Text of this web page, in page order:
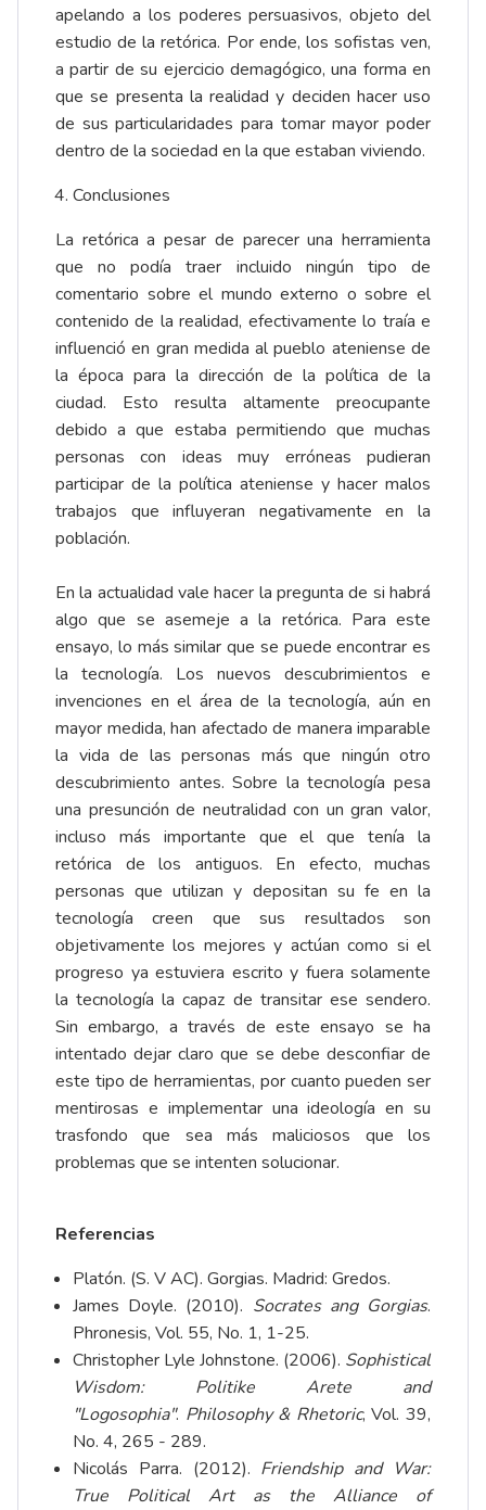
apelando a los poderes persuasivos, objeto del
estudio de la retórica. Por ende, los sofistas ven,
a partir de su ejercicio demagógico, una forma en
que se presenta la realidad y deciden hacer uso
de sus particularidades para tomar mayor poder
dentro de la sociedad en la que estaban viviendo.
Conclusiones
La retórica a pesar de parecer una herramienta
que no podía traer incluido ningún tipo de
comentario sobre el mundo externo o sobre el
contenido de la realidad, efectivamente lo traía e
influenció en gran medida al pueblo ateniense de
la época para la dirección de la política de la
ciudad. Esto resulta altamente preocupante
debido a que estaba permitiendo que muchas
personas con ideas muy erróneas pudieran
participar de la política ateniense y hacer malos
trabajos que influyeran negativamente en la
población.
En la actualidad vale hacer la pregunta de si habrá
algo que se asemeje a la retórica. Para este
ensayo, lo más similar que se puede encontrar es
la tecnología. Los nuevos descubrimientos e
invenciones en el área de la tecnología, aún en
mayor medida, han afectado de manera imparable
la vida de las personas más que ningún otro
descubrimiento antes. Sobre la tecnología pesa
una presunción de neutralidad con un gran valor,
incluso más importante que el que tenía la
retórica de los antiguos. En efecto, muchas
personas que utilizan y depositan su fe en la
tecnología creen que sus resultados son
objetivamente los mejores y actúan como si el
progreso ya estuviera escrito y fuera solamente
la tecnología la capaz de transitar ese sendero.
Sin embargo, a través de este ensayo se ha
intentado dejar claro que se debe desconfiar de
este tipo de herramientas, por cuanto pueden ser
mentirosas e implementar una ideología en su
trasfondo que sea más maliciosos que los
problemas que se intenten solucionar.
Referencias
Platón. (S. V AC). Gorgias. Madrid: Gredos.
James Doyle. (2010). Socrates ang Gorgias.
Phronesis, Vol. 55, No. 1, 1-25.
Christopher Lyle Johnstone. (2006). Sophistical
Wisdom: Politike Arete and
"Logosophia". Philosophy & Rhetoric, Vol. 39,
No. 4, 265 - 289.
Nicolás Parra. (2012). Friendship and War:
True Political Art as the Alliance of